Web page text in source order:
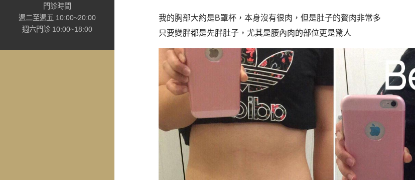
門診時間
週二至週五 10:00~20:00
週六門診 10:00~18:00
我的胸部大約是B罩杯，本身沒有很肉，但是肚子的贅肉非常多
只要變胖都是先胖肚子，尤其是腰內肉的部位更是驚人